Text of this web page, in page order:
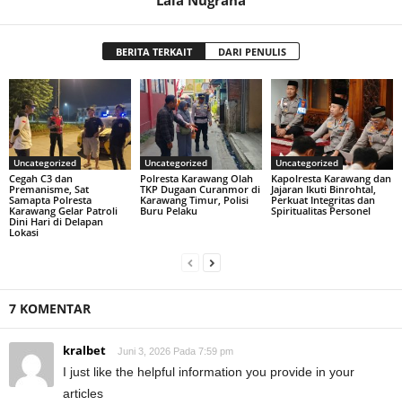
BERITA TERKAIT DARI PENULIS
Uncategorized
Cegah C3 dan
Premanisme, Sat
Samapta Polresta
Karawang Gelar Patroli
Dini Hari di Delapan
Lokasi
Uncategorized
Polresta Karawang Olah
TKP Dugaan Curanmor di
Karawang Timur, Polisi
Buru Pelaku
Uncategorized
Kapolresta Karawang dan
Jajaran Ikuti Binrohtal,
Perkuat Integritas dan
Spiritualitas Personel
7 KOMENTAR
kralbet Juni 3, 2026 Pada 7:59 pm
I just like the helpful information you provide in your
articles